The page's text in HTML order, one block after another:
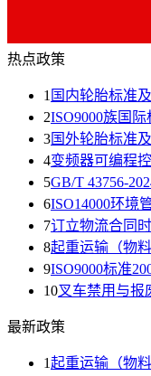
热点政策
1 国内轮胎标准
2ISO9000族国
3国外轮胎标准
4变频器可编程
5GB/T 43756-
6ISO14000环境
7订立物流合同
8起重运输（物
9ISO9000标准
10叉车禁用与报
最新政策
1起重运输（物